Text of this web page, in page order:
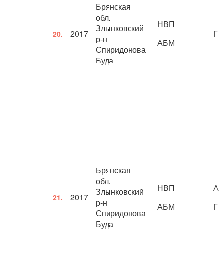
20. 2017
Брянская
обл.
Злынковский
р-н
Спиридонова
Буда
НВП
АБМ
Г
21. 2017
Брянская
обл.
Злынковский
р-н
Спиридонова
Буда
НВП
АБМ
А
Г